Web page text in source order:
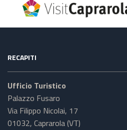
RECAPITI
Ufficio Turistico
Palazzo Fusaro
Via Filippo Nicolai, 17
01032, Caprarola (VT)